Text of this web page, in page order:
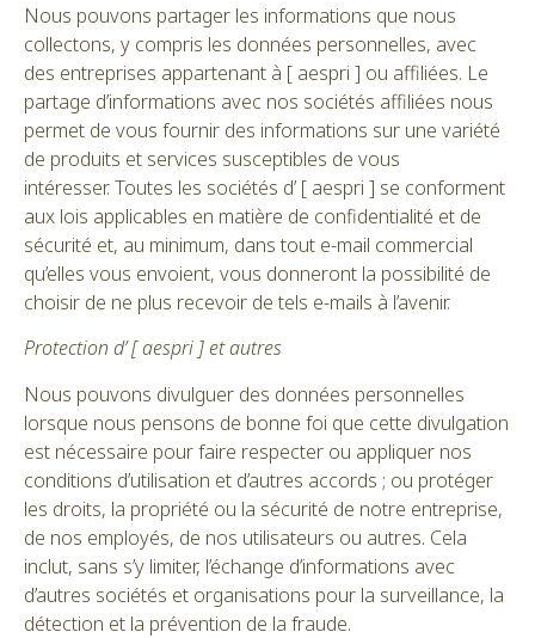
Nous pouvons partager les informations que nous
collectons, y compris les données personnelles, avec
des entreprises appartenant à [ aespri ] ou affiliées. Le
partage d’informations avec nos sociétés affiliées nous
permet de vous fournir des informations sur une variété
de produits et services susceptibles de vous
intéresser. Toutes les sociétés d’ [ aespri ] se conforment
aux lois applicables en matière de confidentialité et de
sécurité et, au minimum, dans tout e-mail commercial
qu’elles vous envoient, vous donneront la possibilité de
choisir de ne plus recevoir de tels e-mails à l’avenir.
Protection d’ [ aespri ] et autres
Nous pouvons divulguer des données personnelles
lorsque nous pensons de bonne foi que cette divulgation
est nécessaire pour faire respecter ou appliquer nos
conditions d’utilisation et d’autres accords ; ou protéger
les droits, la propriété ou la sécurité de notre entreprise,
de nos employés, de nos utilisateurs ou autres. Cela
inclut, sans s’y limiter, l’échange d’informations avec
d’autres sociétés et organisations pour la surveillance, la
détection et la prévention de la fraude.